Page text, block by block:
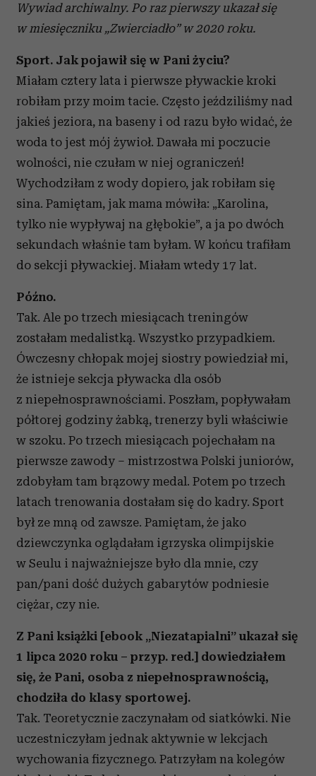
Wywiad archiwalny. Po raz pierwszy ukazał się
w miesięczniku „Zwierciadło” w 2020 roku.
Sport. Jak pojawił się w Pani życiu?
Miałam cztery lata i pierwsze pływackie kroki
robiłam przy moim tacie. Często jeździliśmy nad
jakieś jeziora, na baseny i od razu było widać, że
woda to jest mój żywioł. Dawała mi poczucie
wolności, nie czułam w niej ograniczeń!
Wychodziłam z wody dopiero, jak robiłam się
sina. Pamiętam, jak mama mówiła: „Karolina,
tylko nie wypływaj na głębokie”, a ja po dwóch
sekundach właśnie tam byłam. W końcu trafiłam
do sekcji pływackiej. Miałam wtedy 17 lat.
Późno.
Tak. Ale po trzech miesiącach treningów
zostałam medalistką. Wszystko przypadkiem.
Ówczesny chłopak mojej siostry powiedział mi,
że istnieje sekcja pływacka dla osób
z niepełnosprawnościami. Poszłam, popływałam
półtorej godziny żabką, trenerzy byli właściwie
w szoku. Po trzech miesiącach pojechałam na
pierwsze zawody – mistrzostwa Polski juniorów,
zdobyłam tam brązowy medal. Potem po trzech
latach trenowania dostałam się do kadry. Sport
był ze mną od zawsze. Pamiętam, że jako
dziewczynka oglądałam igrzyska olimpijskie
w Seulu i najważniejsze było dla mnie, czy
pan/pani dość dużych gabarytów podniesie
ciężar, czy nie.
Z Pani książki [ebook „Niezatapialni” ukazał się
1 lipca 2020 roku – przyp. red.] dowiedziałem
się, że Pani, osoba z niepełnosprawnością,
chodziła do klasy sportowej.
Tak. Teoretycznie zaczynałam od siatkówki. Nie
uczestniczyłam jednak aktywnie w lekcjach
wychowania fizycznego. Patrzyłam na kolegów